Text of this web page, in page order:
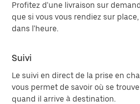
Profitez d'une livraison sur
que si vous vous rendiez sur
dans l'heure.
Suivi
Le suivi en direct de la prise en
vous permet de savoir où se
quand il arrive à destination.